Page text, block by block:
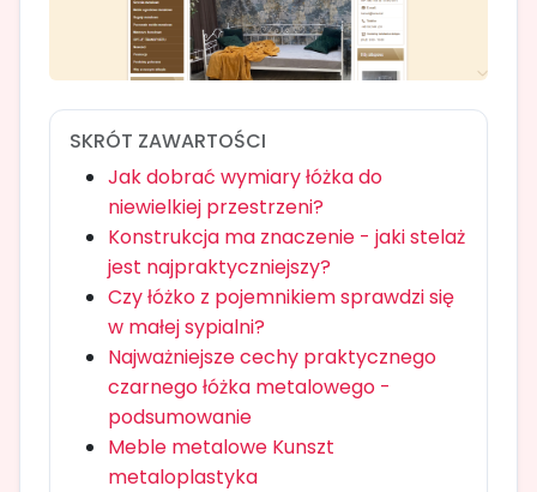
SKRÓT ZAWARTOŚCI
Jak dobrać wymiary łóżka do
niewielkiej przestrzeni?
Konstrukcja ma znaczenie - jaki stelaż
jest najpraktyczniejszy?
Czy łóżko z pojemnikiem sprawdzi się
w małej sypialni?
Najważniejsze cechy praktycznego
czarnego łóżka metalowego -
podsumowanie
Meble metalowe Kunszt
metaloplastyka